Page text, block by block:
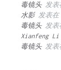
毒镜头发表
水影发表在
毒镜头发表
Xianfeng Li
毒镜头发表